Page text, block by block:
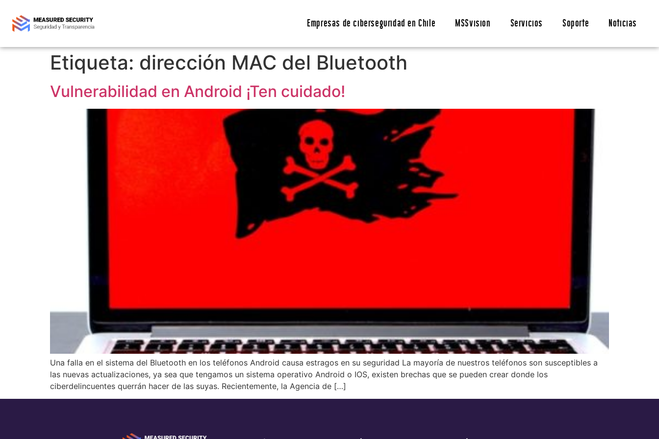
Empresas de ciberseguridad en Chile MSSvision Servicios Soporte Noticias
Etiqueta: dirección MAC del Bluetooth
Vulnerabilidad en Android ¡Ten cuidado!
Una falla en el sistema del Bluetooth en los teléfonos Android causa estragos en su seguridad La mayoría de nuestros teléfonos son susceptibles a
las nuevas actualizaciones, ya sea que tengamos un sistema operativo Android o IOS, existen brechas que se pueden crear donde los
ciberdelincuentes querrán hacer de las suyas. Recientemente, la Agencia de […]